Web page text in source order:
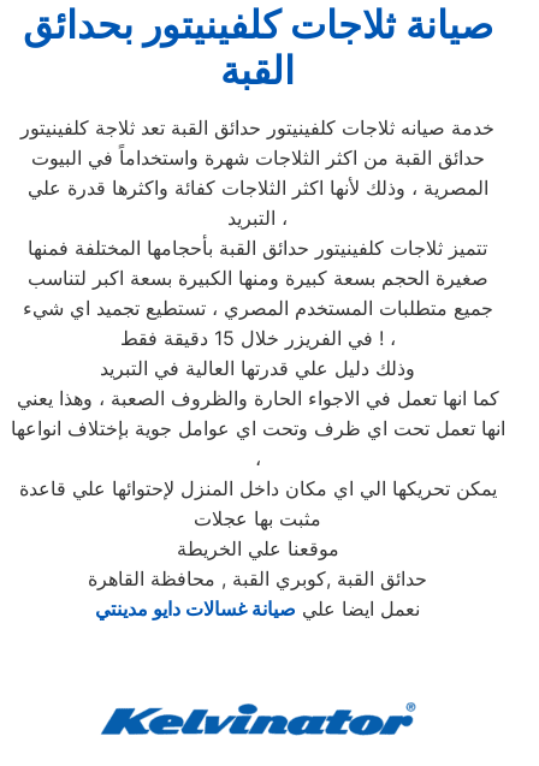
صيانة ثلاجات كلفينيتور بحدائق
القبة
خدمة صيانه ثلاجات كلفينيتور حدائق القبة تعد ثلاجة كلفينيتور
حدائق القبة من اكثر الثلاجات شهرة واستخداماً في البيوت
المصرية ، وذلك لأنها اكثر الثلاجات كفائة واكثرها قدرة علي
التبريد ،
تتميز ثلاجات كلفينيتور حدائق القبة بأحجامها المختلفة فمنها
صغيرة الحجم بسعة كبيرة ومنها الكبيرة بسعة اكبر لتناسب
جميع متطلبات المستخدم المصري ، تستطيع تجميد اي شيء
في الفريزر خلال 15 دقيقة فقط ! ،
وذلك دليل علي قدرتها العالية في التبريد
كما انها تعمل في الاجواء الحارة والظروف الصعبة ، وهذا يعني
انها تعمل تحت اي ظرف وتحت اي عوامل جوية بإختلاف انواعها
،
يمكن تحريكها الي اي مكان داخل المنزل لإحتوائها علي قاعدة
مثبت بها عجلات
موقعنا علي الخريطة
حدائق القبة ,كوبري القبة , محافظة القاهرة
نعمل ايضا علي صيانة غسالات دايو مدينتي